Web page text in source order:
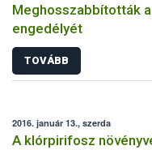
Meghosszabbították
engedélyét
TOVÁBB
2016. január 13., szerda
A klórpirifosz